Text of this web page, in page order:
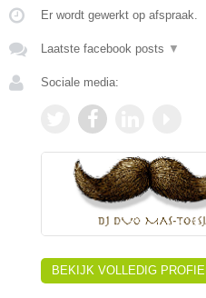
Er wordt gewerkt op afspraak.
Laatste facebook posts ▼
Sociale media:
BEKIJK VOLLEDIG PROFIEL